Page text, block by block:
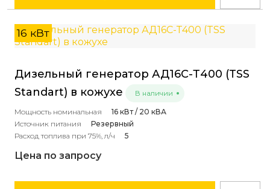
16 кВт
Дизельный генератор АД16С-Т400 (TSS
Standart) в кожухе
В наличии
Мощность номинальная
16 кВт / 20 кВА
Источник питания
Резервный
Расход топлива при 75%, л/ч
5
Цена по запросу